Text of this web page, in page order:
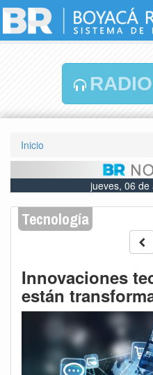
Inicio
jueves, 06 de
Tecnología
Innovaciones
están